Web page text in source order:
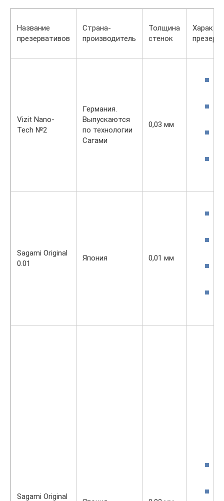
Название
презервативов
Страна-
производитель
Толщина
стенок
Vizit Nano-
Tech №2
Германия.
Выпускаются
по технологии
Сагами
0,03 мм
Sagami Original
0.01
Япония 0,01 мм
Sagami Original